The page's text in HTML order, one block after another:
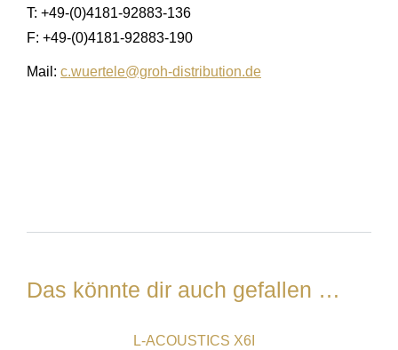
T: +49-(0)4181-92883-136
F: +49-(0)4181-92883-190
Mail: c.wuertele@groh-distribution.de
Das könnte dir auch gefallen …
L-ACOUSTICS X6I